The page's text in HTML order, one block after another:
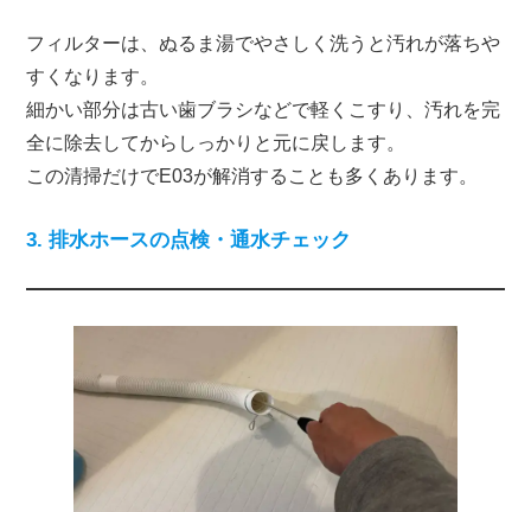
フィルターは、ぬるま湯でやさしく洗うと汚れが落ちや
すくなります。
細かい部分は古い歯ブラシなどで軽くこすり、汚れを完
全に除去してからしっかりと元に戻します。
この清掃だけでE03が解消することも多くあります。
3. 排水ホースの点検・通水チェック